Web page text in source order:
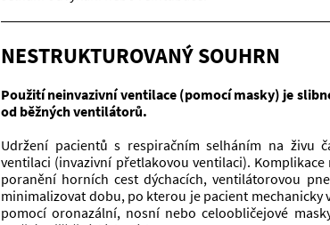
NESTRUKTUROVANÝ SOUHRN
Použití neinvazivní ventilace (pomocí masky) je
od běžných ventilátorů.
Udržení pacientů s respiračním selháním na živu
ventilaci (invazivní přetlakovou ventilaci).
poranění horních cest dýchacích, ventilátorovou
minimalizovat dobu, po kterou je pacient
pomocí oronazální, nosní nebo celoobličejové